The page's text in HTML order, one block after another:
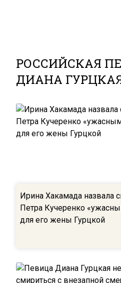
РОССИЙСКАЯ
ДИАНА
Ирина Хакамада назвала
Петра Кучеренко
для его жены Гурцкой